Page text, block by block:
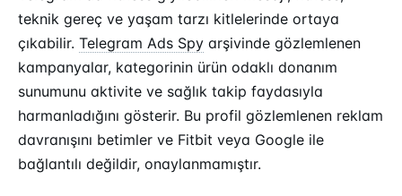
teknik gereç ve yaşam tarzı kitlelerinde ortaya
çıkabilir. Telegram Ads Spy arşivinde gözlemlenen
kampanyalar, kategorinin ürün odaklı donanım
sunumunu aktivite ve sağlık takip faydasıyla
harmanladığını gösterir. Bu profil gözlemlenen reklam
davranışını betimler ve Fitbit veya Google ile
bağlantılı değildir, onaylanmamıştır.